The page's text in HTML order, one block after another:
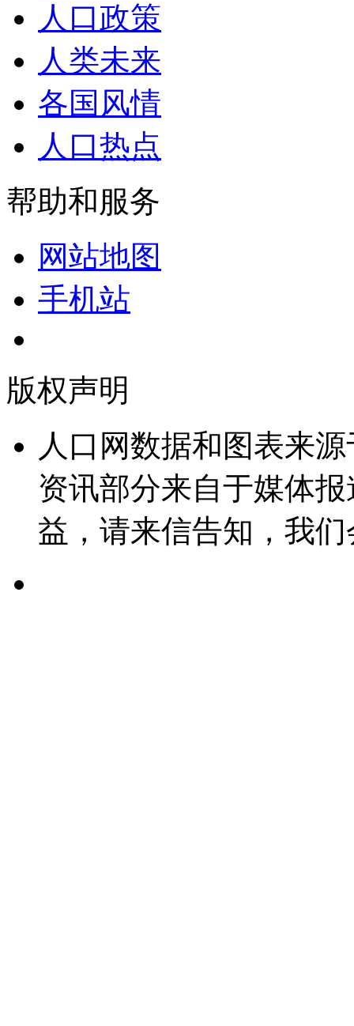
人口政策
人类未来
各国风情
人口热点
帮助和服务
网站地图
手机站
版权声明
人口网数据和图表来
资讯部分来自于媒体
益，请来信告知，我